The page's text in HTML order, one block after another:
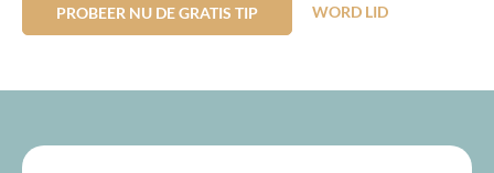
PROBEER NU DE GRATIS TIP WORD LID